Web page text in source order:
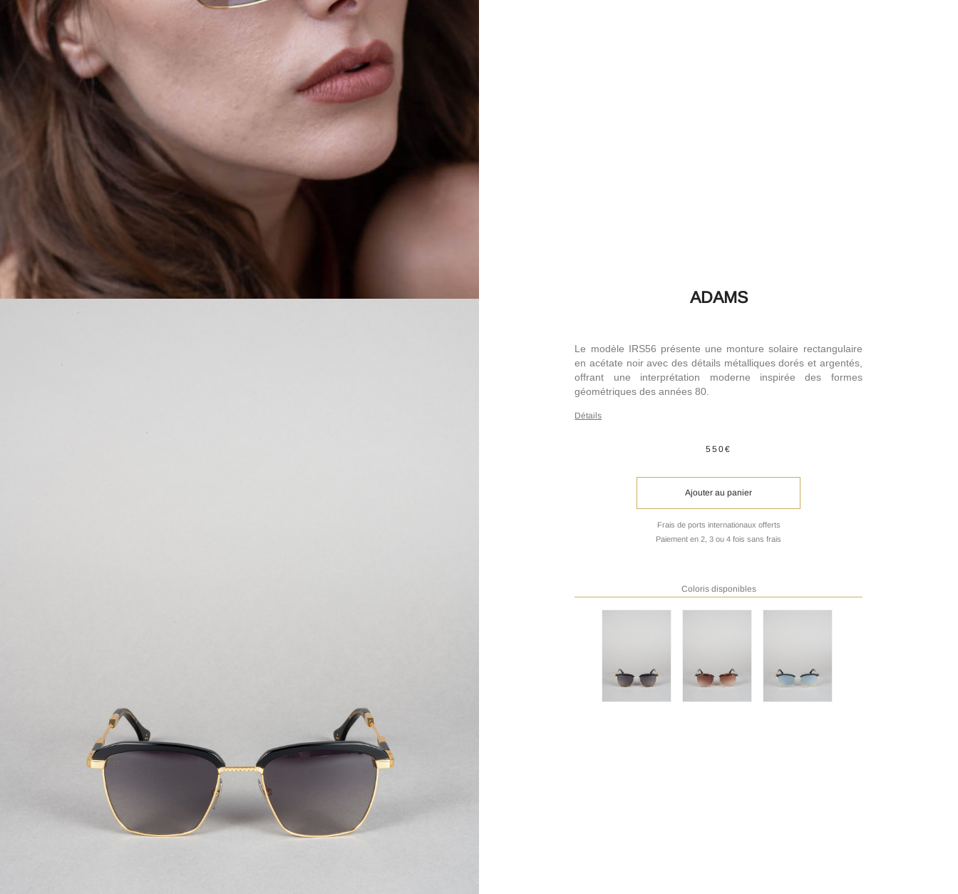
ADAMS
Le modèle IRS56 présente une monture solaire rectangulaire
en acétate noir avec des détails métalliques dorés et argentés,
offrant une interprétation moderne inspirée des formes
géométriques des années 80.
Détails
550€
Ajouter au panier
Frais de ports internationaux offerts
Paiement en 2, 3 ou 4 fois sans frais
Coloris disponibles